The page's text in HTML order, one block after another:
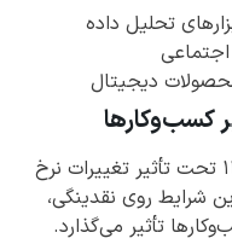
تحلیل داده
اجتماعی
دیجیتال
کسب‌وکارها
وضعیت اقتصادی ایران در سال ۱۴۰۴ تحت تأثیر تغییرات نرخ
شرایط روی نقدینگی،
تأثیر می‌گذارد.